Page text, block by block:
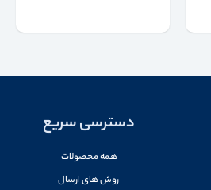
دسترسی سریع
همه محصولات
روش های ارسال